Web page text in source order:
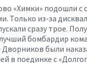
«Химки» подошли с
Только из-за
сразу трое.
бомбардир
были
в поединке с